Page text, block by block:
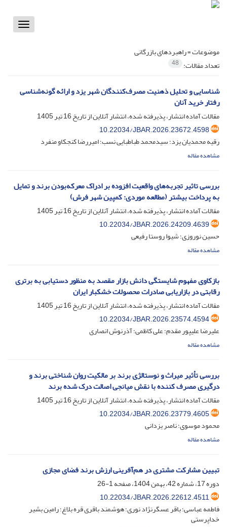
Toggle
موضوعات =راهبردهای بازرگانی
تعداد مقالات: 48
شناسایی و تحلیل ذهنیت‌ مصرف‌کنندگان شهر یزد و ارائه گونه‌شناسی
رفتار خرید آنان
مقالات آماده انتشار، پذیرفته شده، انتشار آنلاین از تاریخ16 تیر 1405
10.22034/JBAR.2026.23672.4598
رقیه محمدیان یزد؛ سیدمحمد طباطبایی نسب؛ امیررضا کنجکاو منفرد
مشاهده مقاله
بررسی تاثیر تجربه‌های واقعیت افزوده بر ادراک معرکه‌بودن برند و تمایل
به پرداخت بیشتر (مطالعه موردی: کمپین شهر فرش)
مقالات آماده انتشار، پذیرفته شده، انتشار آنلاین از تاریخ16 تیر 1405
10.22034/JBAR.2026.24209.4639
حسین نوروزی؛ شیوا روستا رفیعی
مشاهده مقاله
بازکاوی مفهوم شایستگی دانش بازار مقصد به منظور دستیابی به برتری
رقابتی در بازاریابی صادرات محصولات خشکبار ایران
مقالات آماده انتشار، پذیرفته شده، انتشار آنلاین از تاریخ16 تیر 1405
10.22034/JBAR.2026.23574.4594
علیرضا علیپور مقدم؛ علی کاظمی؛ آذرنوش انصاری
مشاهده مقاله
بررسی تأثیر میراث و نوستالژی برند بر مالکیت روان شناختی برند و
درگیری ‏مصرف ‏کننده با ‏نقش ‏میانجی اصالت درک شده برند
مقالات آماده انتشار، پذیرفته شده، انتشار آنلاین از تاریخ16 تیر 1405
10.22034/JBAR.2026.23779.4605
محمود موسوی؛ ناصر یزدانی
مشاهده مقاله
تبیین مشارکت مشتری در هم‌آفرینی ارزش برند فضای مجازی
دوره 17، شماره 42، بهمن 1404، صفحه
1-26
10.22034/JBAR.2026.22612.4511
فاطمه عباسی؛ باقر عسگرنژاد نوری؛ هوشمند باقری قره بلاغ؛ رامین بشیر
خداپرستی